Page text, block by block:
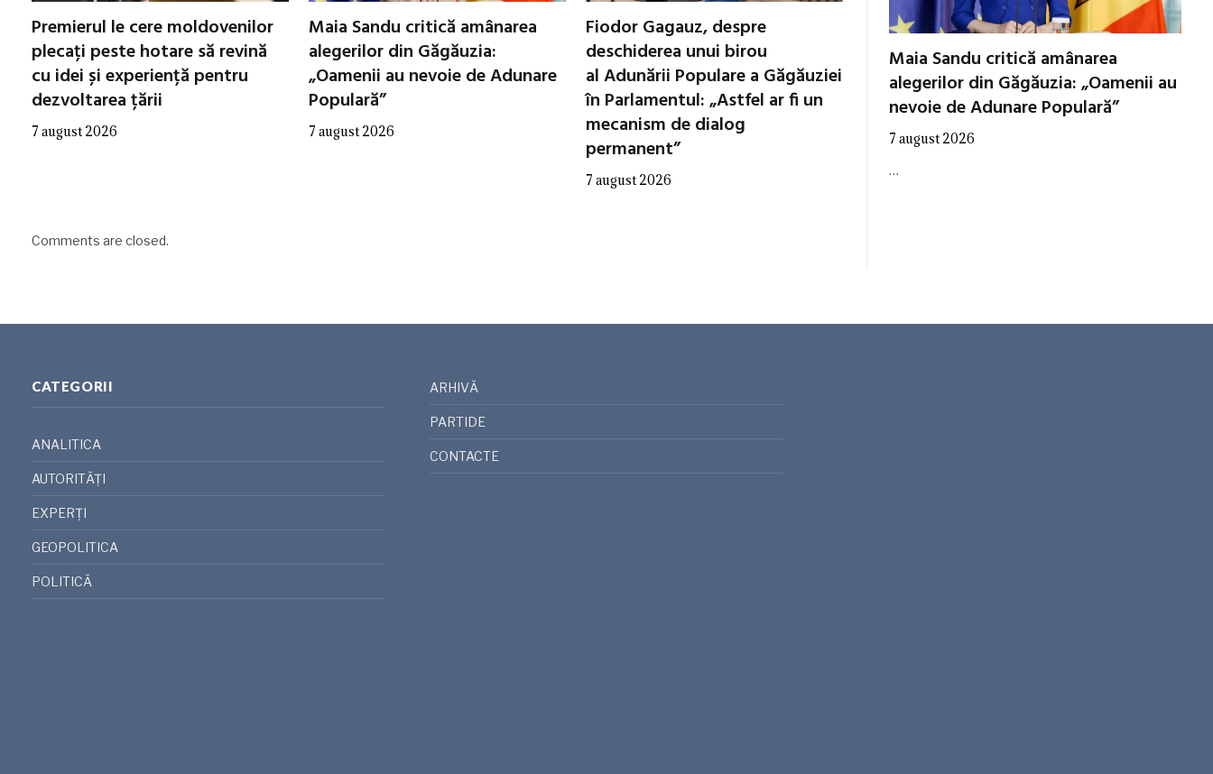
Premierul le cere moldovenilor
plecați peste hotare să revină
cu idei și experiență pentru
dezvoltarea țării
7 august 2026
Maia Sandu critică amânarea
alegerilor din Găgăuzia:
„Oamenii au nevoie de Adunare
Populară”
7 august 2026
Fiodor Gagauz, despre
deschiderea unui birou
al Adunării Populare a Găgăuziei
în Parlamentul: „Astfel ar fi un
mecanism de dialog
permanent”
7 august 2026
Comments are closed.
Maia Sandu critică amânarea
alegerilor din Găgăuzia: „Oamenii au
nevoie de Adunare Populară”
7 august 2026
…
CATEGORII
ANALITICA
AUTORITĂȚI
EXPERȚI
GEOPOLITICA
POLITICĂ
ARHIVĂ
PARTIDE
CONTACTE